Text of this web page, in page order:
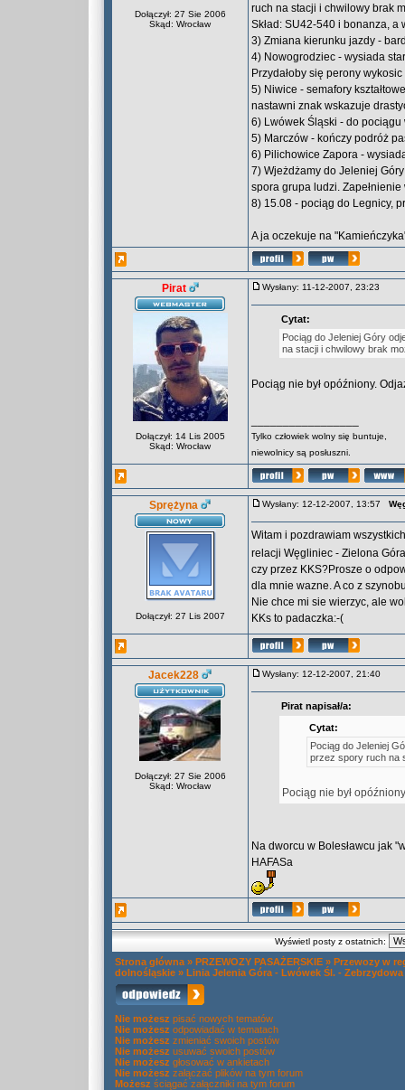
Dołączył: 27 Sie 2006
Skąd: Wrocław
ruch na stacji i chwilowy brak
Skład: SU42-540 i bonanza,
3) Zmiana kierunku jazdy -
4) Nowogrodziec - wysiada
Przydałoby się perony
5) Niwice - semafory
nastawni znak wskazuje
6) Lwówek Śląski - do
5) Marczów - kończy podróż
6) Pilichowice Zapora -
7) Wjeżdżamy do Jeleniej
spora grupa ludzi.
8) 15.08 - pociąg do Legnicy,
A ja oczekuje na
Pirat
Dołączył: 14 Lis 2005
Skąd: Wrocław
Wysłany: 11-12-2007, 23:23
Cytat:
Pociąg do Jeleniej Góry
na stacji i chwilowy brak
Pociąg nie był opóźniony.
Tylko człowiek wolny się buntuje,
niewolnicy są posłuszni.
Sprężyna
Dołączył: 27 Lis 2007
Wysłany: 12-12-2007, 13:57
Witam i pozdrawiam
relacji Węgliniec - Zielona
czy przez KKS?Prosze o
dla mnie wazne. A co z
Nie chce mi sie wierzyc, ale
KKs to padaczka:-(
Jacek228
Dołączył: 27 Sie 2006
Skąd: Wrocław
Wysłany: 12-12-2007, 21:40
Pirat napisał/a:
Cytat:
Pociąg do Jeleniej
przez spory ruch na
Pociąg nie był
Na dworcu w Bolesławcu jak
HAFASa
Wyświetl posty z ostatnich:
Strona główna » PRZEWOZY PASAŻERSKIE » Przewozy w
dolnośląskie » Linia Jelenia Góra - Lwówek Śl. - Zebrzydowa
Nie możesz pisać nowych tematów
Nie możesz odpowiadać w tematach
Nie możesz zmieniać swoich postów
Nie możesz usuwać swoich postów
Nie możesz głosować w ankietach
Nie możesz załączać plików na tym forum
Możesz ściągać załączniki na tym forum